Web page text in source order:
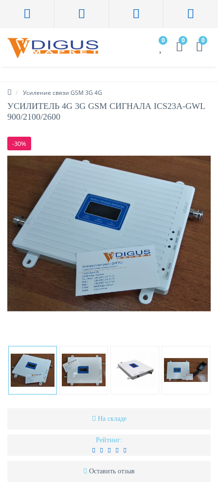
0 0 0
Усиление связи GSM 3G 4G
УСИЛИТЕЛЬ 4G 3G GSM СИГНАЛА ICS23A-GWL
900/2100/2600
-30%
На складе
Рейтинг:
Оставить отзыв